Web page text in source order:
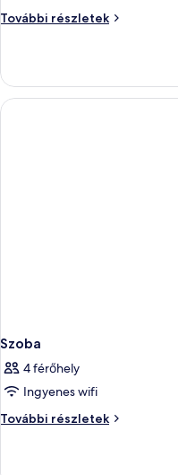
(Superior)
További részletek
Családi
részletei
Szoba
4 férőhely
Ingyenes wifi
További részletek
Szoba